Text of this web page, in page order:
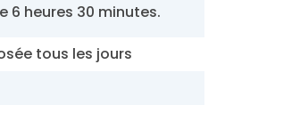
6 heures 30 minutes.
tous les jours